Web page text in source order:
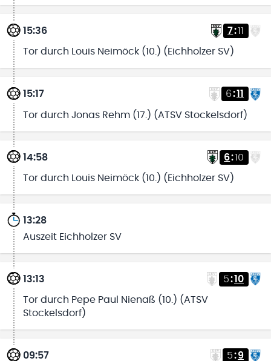
15:36 7:11
Tor durch Louis Neimöck (10.) (Eichholzer SV)
15:17 6:11
Tor durch Jonas Rehm (17.) (ATSV Stockelsdorf)
14:58 6:10
Tor durch Louis Neimöck (10.) (Eichholzer SV)
13:28
Auszeit Eichholzer SV
13:13 5:10
Tor durch Pepe Paul Nienaß (10.) (ATSV
Stockelsdorf)
09:57 5:9